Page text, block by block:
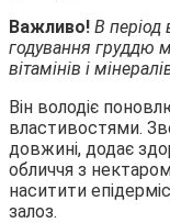
Важливо! В період
годування груддю
вітамінів і
Він володіє
властивостями.
довжині, додає
обличчя з
наситити
залоз.